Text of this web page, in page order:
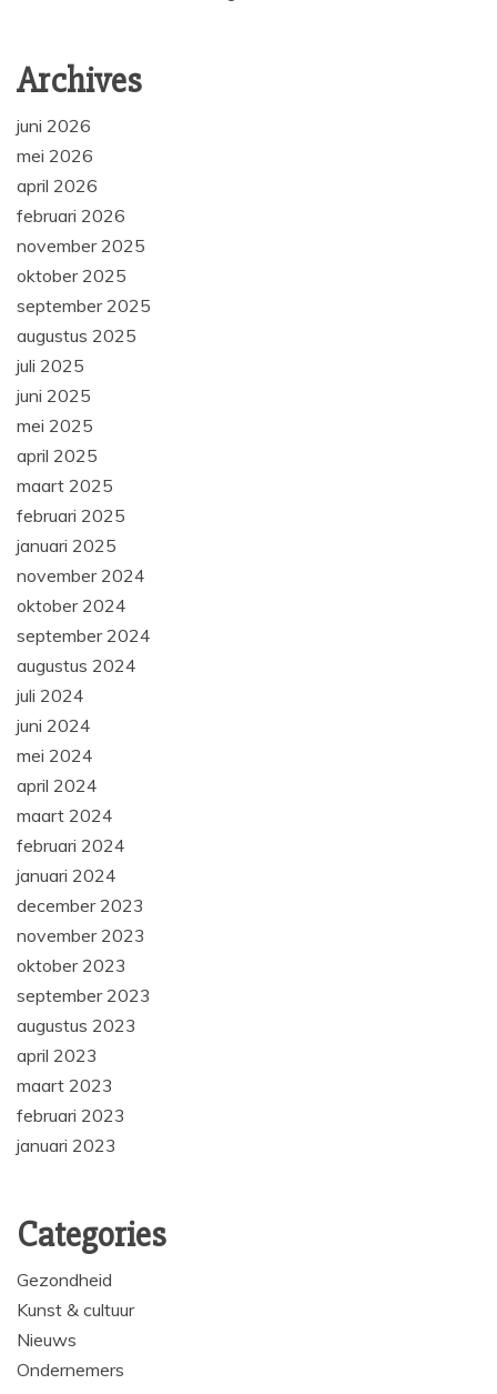
Archives
juni 2026
mei 2026
april 2026
februari 2026
november 2025
oktober 2025
september 2025
augustus 2025
juli 2025
juni 2025
mei 2025
april 2025
maart 2025
februari 2025
januari 2025
november 2024
oktober 2024
september 2024
augustus 2024
juli 2024
juni 2024
mei 2024
april 2024
maart 2024
februari 2024
januari 2024
december 2023
november 2023
oktober 2023
september 2023
augustus 2023
april 2023
maart 2023
februari 2023
januari 2023
Categories
Gezondheid
Kunst & cultuur
Nieuws
Ondernemers